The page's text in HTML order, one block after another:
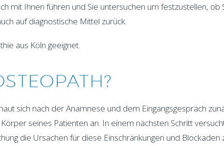
mit Ihnen führen und Sie untersuchen um festzustellen, ob
auf diagnostische Mittel zurück.
aus Köln geeignet.
sich nach der Anamnese und dem Eingangsgespräch
seines Patienten an. In einem nächsten Schritt
die Ursachen für diese Einschränkungen und Blockaden